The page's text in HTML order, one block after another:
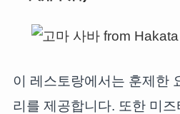
이 레스토랑에서는 훈제한
리를 제공합니다. 또한 미